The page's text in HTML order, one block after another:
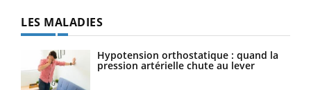
LES MALADIES
Hypotension orthostatique : quand la
pression artérielle chute au lever